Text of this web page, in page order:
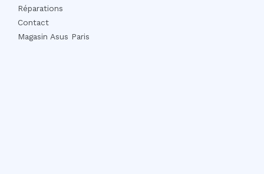
Réparations
Contact
Magasin Asus Paris